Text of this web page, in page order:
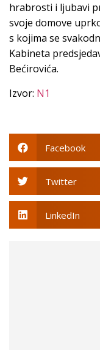
hrabrosti i ljubavi
svoje domove
s kojima se
Kabineta
Bećirovića.
Izvor: N1
Facebook
Twitter
LinkedIn